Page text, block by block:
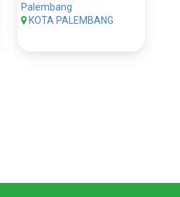
Palembang
KOTA PALEMBANG